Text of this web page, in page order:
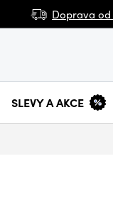
Doprava
SLEVY A AKCE